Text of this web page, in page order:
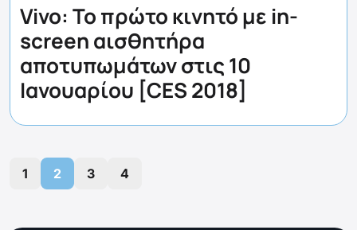
Vivo: Το πρώτο κινητό με in-
screen αισθητήρα
αποτυπωμάτων στις 10
Ιανουαρίου [CES 2018]
1 2 3 4